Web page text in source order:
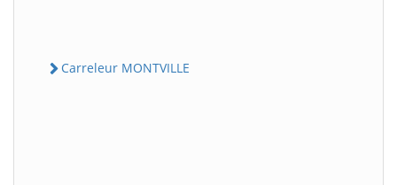
Carreleur MONTVILLE